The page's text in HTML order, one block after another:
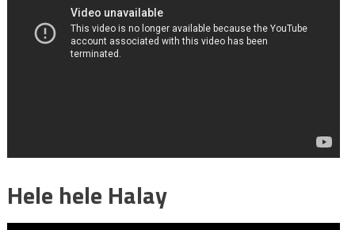
Hele hele Halay